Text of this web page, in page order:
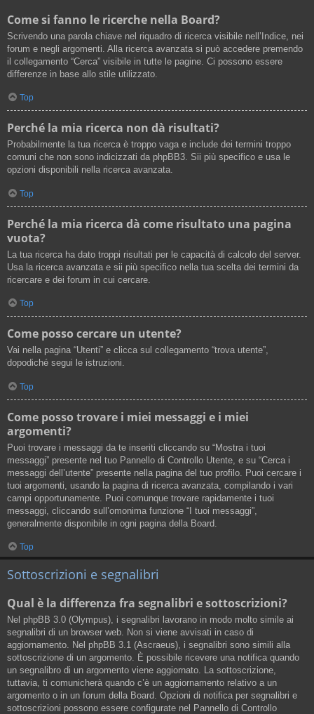
Come si fanno le ricerche nella Board?
Scrivendo una parola chiave nel riquadro di ricerca visibile nell’Indice, nei
forum e negli argomenti. Alla ricerca avanzata si può accedere premendo
il collegamento “Cerca” visibile in tutte le pagine. Ci possono essere
differenze in base allo stile utilizzato.
Top
Perché la mia ricerca non dà risultati?
Probabilmente la tua ricerca è troppo vaga e include dei termini troppo
comuni che non sono indicizzati da phpBB3. Sii più specifico e usa le
opzioni disponibili nella ricerca avanzata.
Top
Perché la mia ricerca dà come risultato una pagina
vuota?
La tua ricerca ha dato troppi risultati per le capacità di calcolo del server.
Usa la ricerca avanzata e sii più specifico nella tua scelta dei termini da
ricercare e dei forum in cui cercare.
Top
Come posso cercare un utente?
Vai nella pagina “Utenti” e clicca sul collegamento “trova utente”,
dopodiché segui le istruzioni.
Top
Come posso trovare i miei messaggi e i miei
argomenti?
Puoi trovare i messaggi da te inseriti cliccando su “Mostra i tuoi
messaggi” presente nel tuo Pannello di Controllo Utente, e su “Cerca i
messaggi dell’utente” presente nella pagina del tuo profilo. Puoi cercare i
tuoi argomenti, usando la pagina di ricerca avanzata, compilando i vari
campi opportunamente. Puoi comunque trovare rapidamente i tuoi
messaggi, cliccando sull’omonima funzione “I tuoi messaggi”,
generalmente disponibile in ogni pagina della Board.
Top
Sottoscrizioni e segnalibri
Qual è la differenza fra segnalibri e sottoscrizioni?
Nel phpBB 3.0 (Olympus), i segnalibri lavorano in modo molto simile ai
segnalibri di un browser web. Non si viene avvisati in caso di
aggiornamento. Nel phpBB 3.1 (Ascraeus), i segnalibri sono simili alla
sottoscrizione di un argomento. È possibile ricevere una notifica quando
un segnalibro di un argomento viene aggiornato. La sottoscrizione,
tuttavia, ti comunicherà quando c’è un aggiornamento relativo a un
argomento o in un forum della Board. Opzioni di notifica per segnalibri e
sottoscrizioni possono essere configurate nel Pannello di Controllo